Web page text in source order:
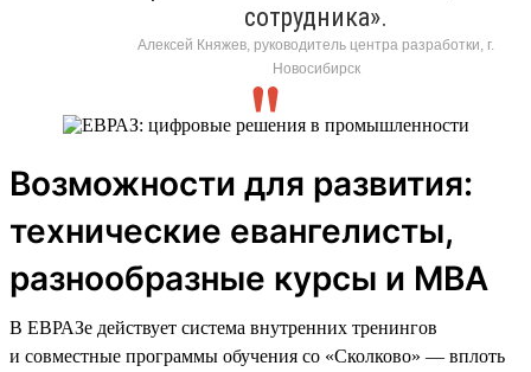
сотрудника».
Алексей Княжев, руководитель центра разработки, г.
Новосибирск
Возможности для развития:
технические евангелисты,
разнообразные курсы и MBA
В ЕВРАЗе действует система внутренних тренингов
и совместные программы обучения со «Сколково» — вплоть